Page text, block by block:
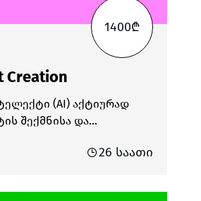
1400₾
Creation
(AI) აქტიურად
შექმნისა და
სადაც ცვლილებები
კი გახდა. ის
26 საათი